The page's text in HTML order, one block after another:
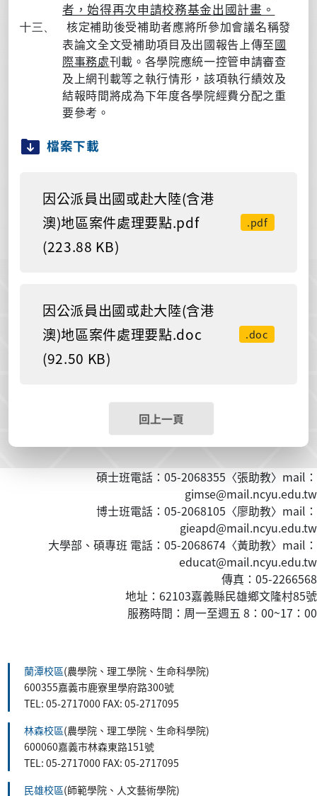
者，始得再次申請校務基金出國計畫。
十三、
核定補助後受補助者應將所參加會議名稱發
表論文全文受補助項目及出國報告上傳至 國
際事務處刊載。各學院應統一控管申請審查
及上網刊載等之執行情形，該項執行績效及
結報時間將成為下年度各學院經費分配之重
要參考。
檔案下載
因公派員出國或赴大陸(含港
澳)地區案件處理要點.pdf
(223.88 KB)
.pdf
因公派員出國或赴大陸(含港
澳)地區案件處理要點.doc
(92.50 KB)
.doc
回上一頁
碩士班電話：05-2068355〈張助教〉mail：
gimse@mail.ncyu.edu.tw
博士班電話：05-2068105〈廖助教〉mail：
gieapd@mail.ncyu.edu.tw
大學部、碩專班 電話：05-2068674〈黃助教〉mail：
educat@mail.ncyu.edu.tw
傳真：05-2266568
地址：62103嘉義縣民雄鄉文隆村85號
服務時間：周一至週五 8：00~17：00
蘭潭校區(農學院、理工學院、生命科學院)
600355嘉義市鹿寮里學府路300號
TEL: 05-2717000 FAX: 05-2717095
林森校區(農學院、理工學院、生命科學院)
600060嘉義市林森東路151號
TEL: 05-2717000 FAX: 05-2717095
民雄校區(師範學院、人文藝術學院)